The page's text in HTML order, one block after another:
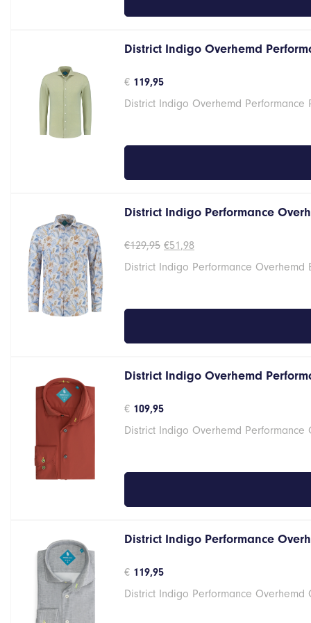
District Indigo Overhemd
€ 119,95
District Indigo Overhemd Performance
District Indigo Performance
€129,95 Oorspronkelijke
was:
€51,98Huidige
is:
District Indigo Performance Overhemd
District Indigo Overhemd
€ 109,95
District Indigo Overhemd Performance
District Indigo Performance
€ 119,95
District Indigo Performance Overhemd